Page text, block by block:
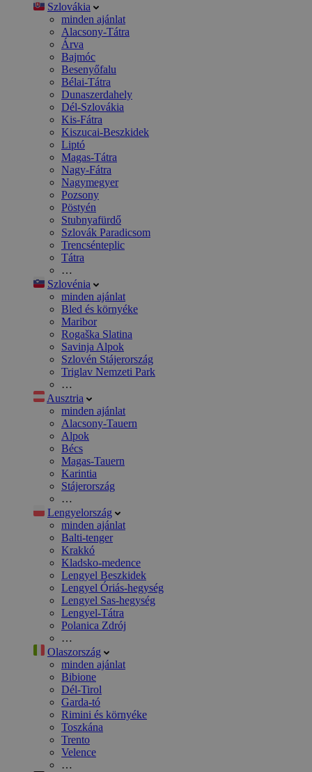
Szlovákia
minden ajánlat
Alacsony-Tátra
Árva
Bajmóc
Besenyőfalu
Bélai-Tátra
Dunaszerdahely
Dél-Szlovákia
Kis-Fátra
Kiszucai-Beszkidek
Liptó
Magas-Tátra
Nagy-Fátra
Nagymegyer
Pozsony
Pöstyén
Stubnyafürdő
Szlovák Paradicsom
Trencsénteplic
Tátra
…
Szlovénia
minden ajánlat
Bled és környéke
Maribor
Rogaška Slatina
Savinja Alpok
Szlovén Stájerország
Triglav Nemzeti Park
…
Ausztria
minden ajánlat
Alacsony-Tauern
Alpok
Bécs
Magas-Tauern
Karintia
Stájerország
…
Lengyelország
minden ajánlat
Balti-tenger
Krakkó
Kladsko-medence
Lengyel Beszkidek
Lengyel Óriás-hegység
Lengyel Sas-hegység
Lengyel-Tátra
Polanica Zdrój
…
Olaszország
minden ajánlat
Bibione
Dél-Tirol
Garda-tó
Rimini és környéke
Toszkána
Trento
Velence
…